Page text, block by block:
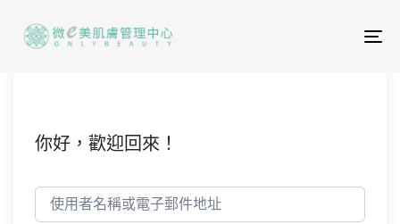
你好，歡迎回來！